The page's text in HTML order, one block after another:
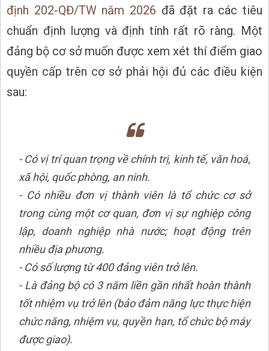
định 202-QĐ/TW năm 2026 đã đặt ra các tiêu
chuẩn định lượng và định tính rất rõ ràng. Một
đảng bộ cơ sở muốn được xem xét thí điểm giao
quyền cấp trên cơ sở phải hội đủ các điều kiện
sau:
- Có vị trí quan trọng về chính trị, kinh tế, văn hoá,
xã hội, quốc phòng, an ninh.
- Có nhiều đơn vị thành viên là tổ chức cơ sở
trong cùng một cơ quan, đơn vị sự nghiệp công
lập, doanh nghiệp nhà nước; hoạt động trên
nhiều địa phương.
- Có số lượng từ 400 đảng viên trở lên.
- Là đảng bộ có 3 năm liền gần nhất hoàn thành
tốt nhiệm vụ trở lên (bảo đảm năng lực thực hiện
chức năng, nhiệm vụ, quyền hạn, tổ chức bộ máy
được giao).